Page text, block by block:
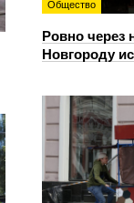
Общество
Ровно
Новгороду